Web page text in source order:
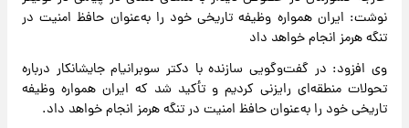
نوشت: ایران همواره وظیفه تاریخی خود را به‌عنوان حافظ امنیت در
تنگه هرمز انجام خواهد داد
وی افزود: در گفت‌وگویی سازنده با دکتر سوبرانیام جایشانکار درباره
تحولات منطقه‌ای رایزنی کردیم و تأکید شد که ایران همواره وظیفه
تاریخی خود را به‌عنوان حافظ امنیت در تنگه هرمز انجام خواهد داد.